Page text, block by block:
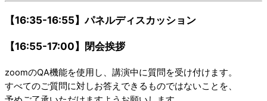
【16:35-16:55】パネルディスカッション
【16:55-17:00】閉会挨拶
zoomのQA機能を使用し、講演中に質問を受け付けます。
すべてのご質問に対しお答えできるものではないことを、